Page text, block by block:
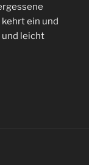
kehrt ein und
und leicht